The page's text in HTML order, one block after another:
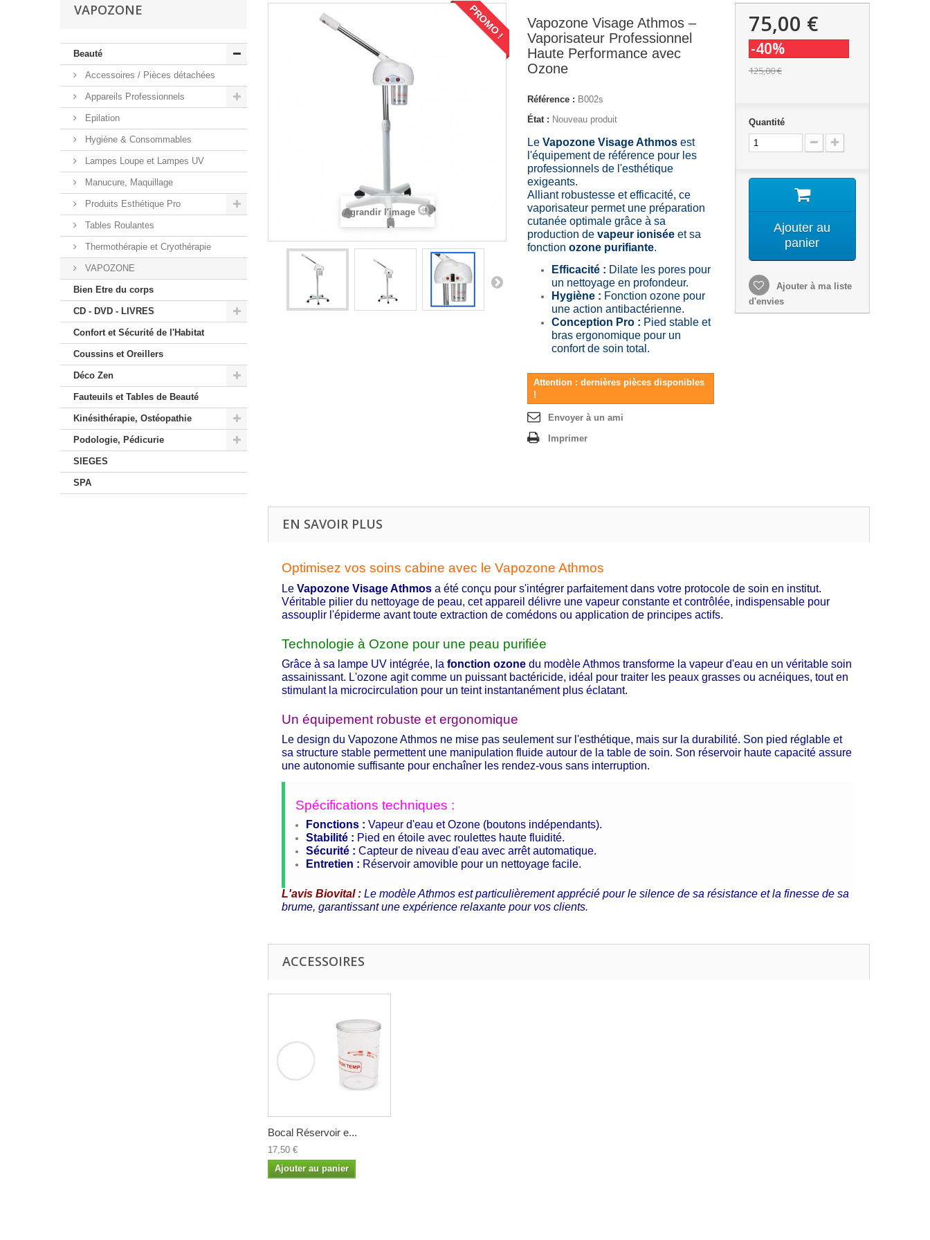
VAPOZONE
Beauté
Accessoires / Pièces détachées
Appareils Professionnels
Epilation
Hygiène & Consommables
Lampes Loupe et Lampes UV
Manucure, Maquillage
Produits Esthétique Pro
Tables Roulantes
Thermothérapie et Cryothérapie
VAPOZONE
Bien Etre du corps
CD - DVD - LIVRES
Confort et Sécurité de l'Habitat
Coussins et Oreillers
Déco Zen
Fauteuils et Tables de Beauté
Kinésithérapie, Ostéopathie
Podologie, Pédicurie
SIEGES
SPA
PROMO !
Agrandir l'image
Vapozone Visage Athmos –
Vaporisateur Professionnel
Haute Performance avec
Ozone
Référence : B002s
État : Nouveau produit
Le Vapozone Visage Athmos est
l'équipement de référence pour les
professionnels de l'esthétique
exigeants.
Alliant robustesse et efficacité, ce
vaporisateur permet une préparation
cutanée optimale grâce à sa
production de vapeur ionisée et sa
fonction ozone purifiante.
Efficacité : Dilate les pores pour
un nettoyage en profondeur.
Hygiène : Fonction ozone pour
une action antibactérienne.
Conception Pro : Pied stable et
bras ergonomique pour un
confort de soin total.
Attention : dernières pièces disponibles
!
Envoyer à un ami
Imprimer
75,00 €
-40%
125,00 €
Quantité
Ajouter au
panier
Ajouter à ma liste
d'envies
EN SAVOIR PLUS
Optimisez vos soins cabine avec le Vapozone Athmos
Le Vapozone Visage Athmos a été conçu pour s'intégrer parfaitement dans votre protocole de soin en institut.
Véritable pilier du nettoyage de peau, cet appareil délivre une vapeur constante et contrôlée, indispensable pour
assouplir l'épiderme avant toute extraction de comédons ou application de principes actifs.
Technologie à Ozone pour une peau purifiée
Grâce à sa lampe UV intégrée, la fonction ozone du modèle Athmos transforme la vapeur d'eau en un véritable soin
assainissant. L'ozone agit comme un puissant bactéricide, idéal pour traiter les peaux grasses ou acnéiques, tout en
stimulant la microcirculation pour un teint instantanément plus éclatant.
Un équipement robuste et ergonomique
Le design du Vapozone Athmos ne mise pas seulement sur l'esthétique, mais sur la durabilité. Son pied réglable et
sa structure stable permettent une manipulation fluide autour de la table de soin. Son réservoir haute capacité assure
une autonomie suffisante pour enchaîner les rendez-vous sans interruption.
Spécifications techniques :
Fonctions : Vapeur d'eau et Ozone (boutons indépendants).
Stabilité : Pied en étoile avec roulettes haute fluidité.
Sécurité : Capteur de niveau d'eau avec arrêt automatique.
Entretien : Réservoir amovible pour un nettoyage facile.
L'avis Biovital : Le modèle Athmos est particulièrement apprécié pour le silence de sa résistance et la finesse de sa
brume, garantissant une expérience relaxante pour vos clients.
ACCESSOIRES
Bocal Réservoir e...
17,50 €
Ajouter au panier